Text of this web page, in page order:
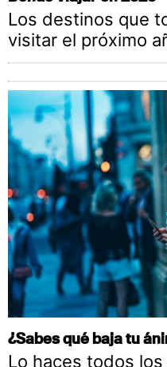
Los destinos que
visitar el próximo
¿Sabes qué baja tu
Lo haces todos